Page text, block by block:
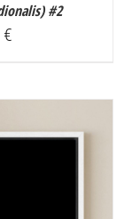
) #2
€Plage
à